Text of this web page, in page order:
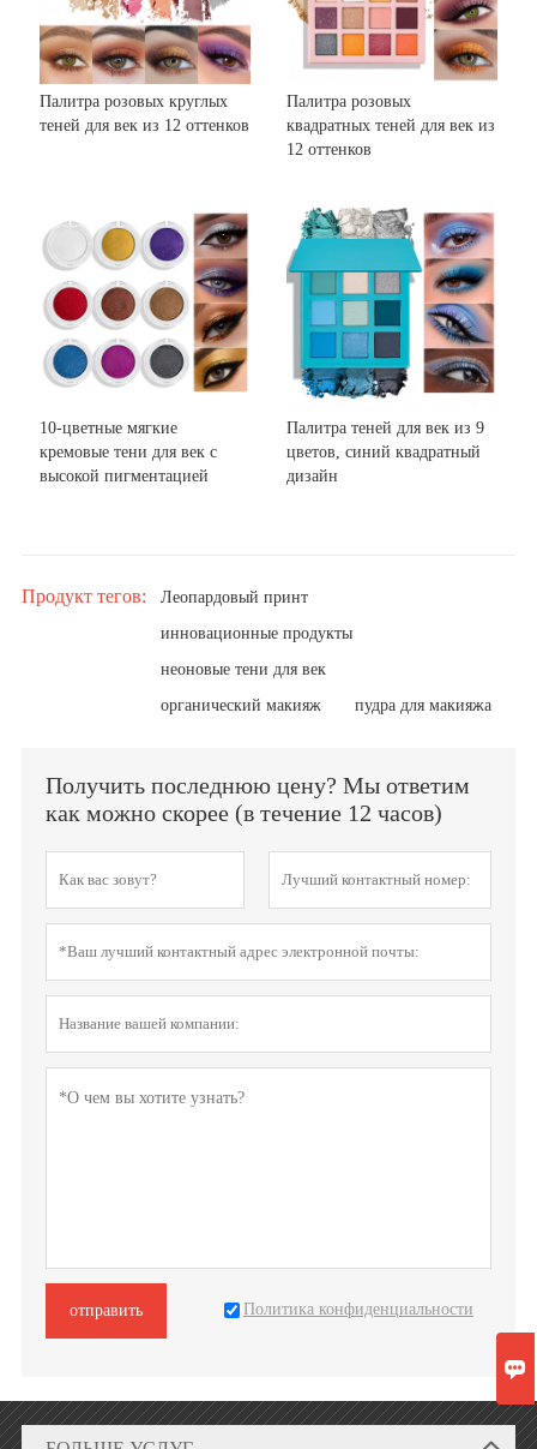
Палитра розовых круглых
теней для век из 12 оттенков
Палитра розовых
квадратных теней для век из
12 оттенков
10-цветные мягкие
кремовые тени для век с
высокой пигментацией
Палитра теней для век из 9
цветов, синий квадратный
дизайн
Продукт тегов:
Леопардовый принт
инновационные продукты
неоновые тени для век
органический макияж
пудра для макияжа
Получить последнюю цену? Мы ответим
как можно скорее (в течение 12 часов)
отправить Политика конфиденциальности
